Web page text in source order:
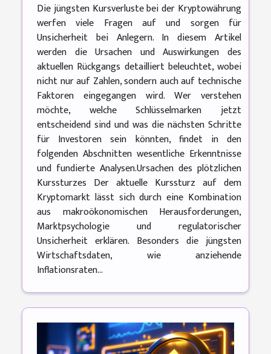
Die jüngsten Kursverluste bei der Kryptowährung
werfen viele Fragen auf und sorgen für
Unsicherheit bei Anlegern. In diesem Artikel
werden die Ursachen und Auswirkungen des
aktuellen Rückgangs detailliert beleuchtet, wobei
nicht nur auf Zahlen, sondern auch auf technische
Faktoren eingegangen wird. Wer verstehen
möchte, welche Schlüsselmarken jetzt
entscheidend sind und was die nächsten Schritte
für Investoren sein könnten, findet in den
folgenden Abschnitten wesentliche Erkenntnisse
und fundierte Analysen.Ursachen des plötzlichen
Kurssturzes Der aktuelle Kurssturz auf dem
Kryptomarkt lässt sich durch eine Kombination
aus makroökonomischen Herausforderungen,
Marktpsychologie und regulatorischer
Unsicherheit erklären. Besonders die jüngsten
Wirtschaftsdaten, wie anziehende
Inflationsraten...